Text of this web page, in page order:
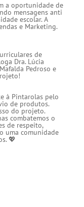
a oportunidade de
mensagens anti
escolar. A
e Marketing.
de
Dra. Lúcia
Pedroso e
à Pintarolas pelo
de produtos.
do projeto.
combatemos o
de respeito,
uma comunidade
💖